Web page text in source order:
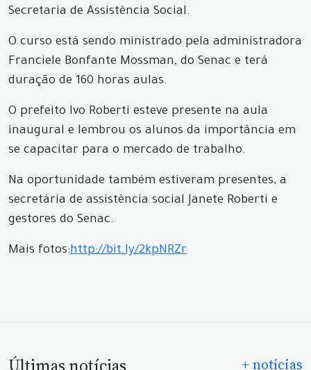
Secretaria de Assistência Social.
O curso está sendo ministrado pela administradora
Franciele Bonfante Mossman, do Senac e terá
duração de 160 horas aulas.
O prefeito Ivo Roberti esteve presente na aula
inaugural e lembrou os alunos da importância em
se capacitar para o mercado de trabalho.
Na oportunidade também estiveram presentes, a
secretária de assistência social Janete Roberti e
gestores do Senac.
Mais fotos:http://bit.ly/2kpNRZr
+ notícias